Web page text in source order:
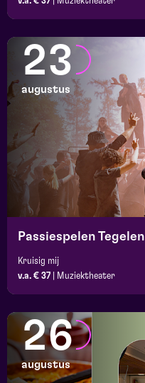
23
augustus
Passiespelen Tegelen
Kruisig mij
v.a. € 37
Muziektheater
26
augustus